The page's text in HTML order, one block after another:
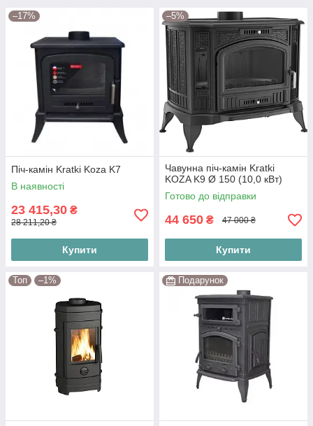
–17%
Піч-камін Kratki Koza K7
В наявності
23 415,30 ₴
28 211,20 ₴
Купити
–5%
Чавунна піч-камін Kratki
KOZA K9 Ø 150 (10,0 кВт)
Готово до відправки
44 650 ₴ 47 000 ₴
Купити
Топ –1% Подарунок